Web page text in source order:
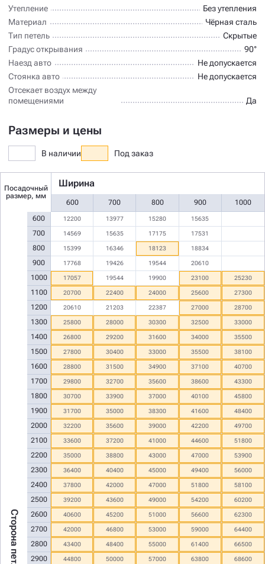
Утепление
Без утепления
Материал
Чёрная сталь
Тип петель
Скрытые
Градус открывания
90°
Наезд авто
Не допускается
Стоянка авто
Не допускается
Отсекает воздух между
помещениями
Да
Размеры и цены
В наличии Под заказ
Посадочный
размер, мм
Ширина
600 700 800 900 1000
Сторона петли
600
700
800
900
1000
1100
1200
1300
1400
1500
1600
1700
1800
1900
2000
2100
2200
2300
2400
2500
2600
2700
2800
2900
12200 13977 15280 15635
14569 15635 17175 17531
15399 16346 18123 18834
17768 19426 19544 20610
17057 19544 19900 23100 25230
20700 22400 24000 25600 27300
20610 21203 22387 27000 28700
25800 28000 30300 32500 33000
26800 29200 31600 34000 35500
27800 30400 33000 35500 38100
28800 31500 34900 37100 40700
29800 32700 35600 38600 43300
30700 33900 37000 40100 45800
31700 35000 38300 41600 48400
32200 35600 39000 42200 49700
33600 37200 41000 44600 51800
35000 38800 43000 47000 53900
36400 40400 45000 49400 56000
37800 42000 47000 51800 58100
39200 43600 49000 54200 60200
40600 45200 51000 56600 62300
42000 46800 53000 59000 64400
43400 48400 55000 61400 66500
44800 50000 57000 63800 68600